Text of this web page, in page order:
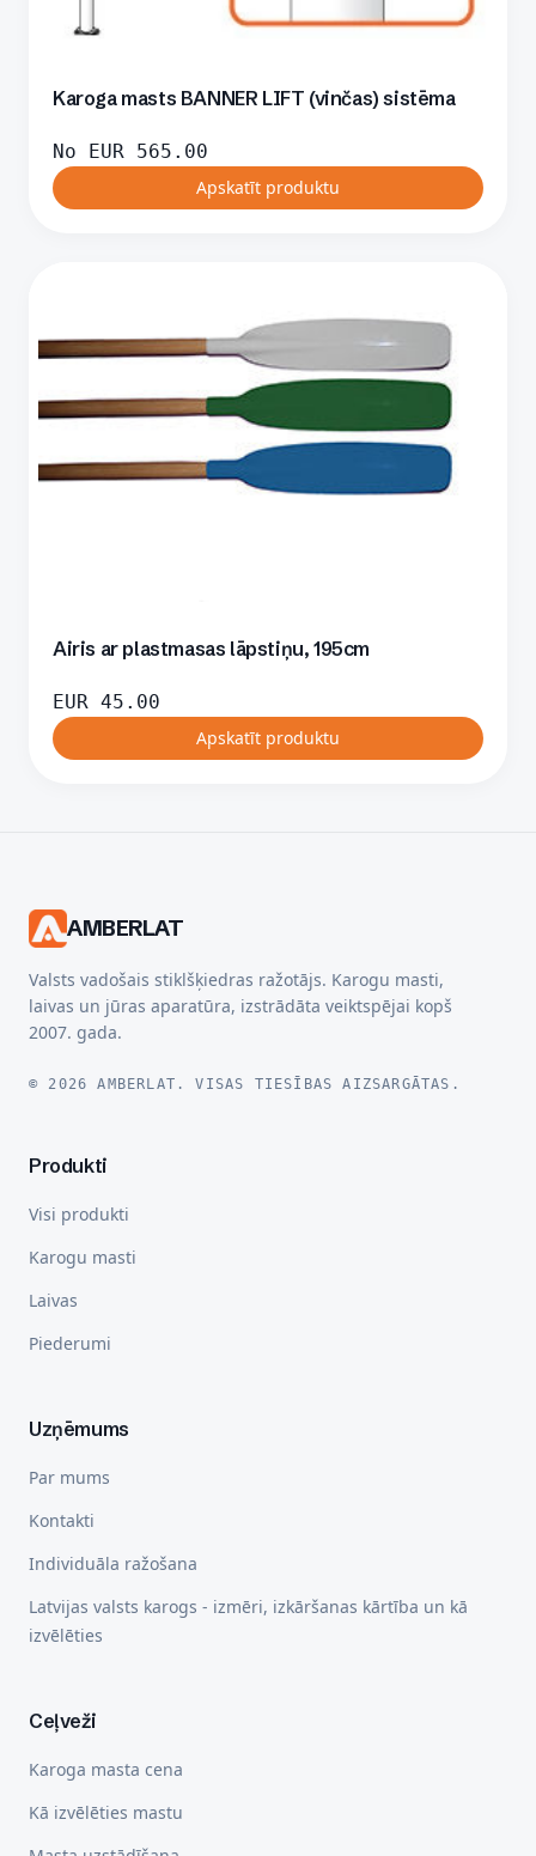
Karoga masts BANNER LIFT (vinčas) sistēma
No EUR 565.00
Apskatīt produktu
Airis ar plastmasas lāpstiņu, 195cm
EUR 45.00
Apskatīt produktu
AMBERLAT
Valsts vadošais stiklšķiedras ražotājs. Karogu masti,
laivas un jūras aparatūra, izstrādāta veiktspējai kopš
2007. gada.
© 2026 AMBERLAT. VISAS TIESĪBAS AIZSARGĀTAS.
Produkti
Visi produkti
Karogu masti
Laivas
Piederumi
Uzņēmums
Par mums
Kontakti
Individuāla ražošana
Latvijas valsts karogs - izmēri, izkāršanas kārtība un kā
izvēlēties
Ceļveži
Karoga masta cena
Kā izvēlēties mastu